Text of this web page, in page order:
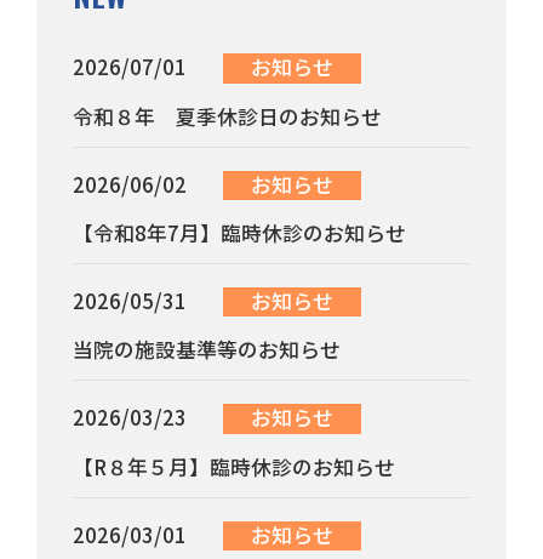
2026/07/01
お知らせ
令和８年 夏季休診日のお知らせ
2026/06/02
お知らせ
【令和8年7月】臨時休診のお知らせ
2026/05/31
お知らせ
当院の施設基準等のお知らせ
2026/03/23
お知らせ
【R８年５月】臨時休診のお知らせ
2026/03/01
お知らせ